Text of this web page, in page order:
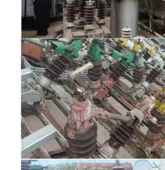
网络 竞
一、为规范网络竞价行为，
《网络竞价规则》。达到保留价
报获批后，方可确定成为最终竞
作为买受人遵守竞买须知及相关
定的全部义务。
二、参与网络竞价的竞买人